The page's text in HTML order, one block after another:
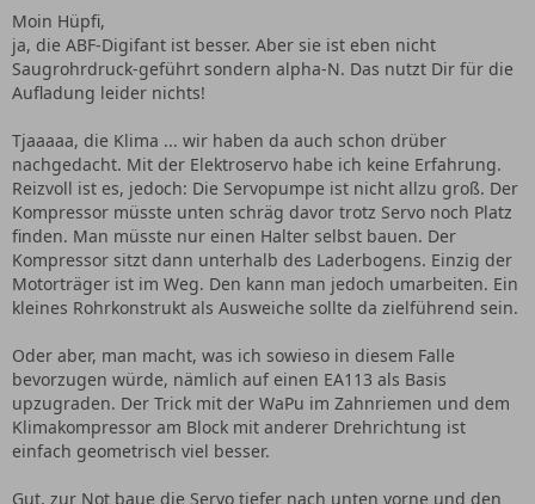
Moin Hüpfi,
ja, die ABF-Digifant ist besser. Aber sie ist eben nicht
Saugrohrdruck-geführt sondern alpha-N. Das nutzt Dir für die
Aufladung leider nichts!
Tjaaaaa, die Klima ... wir haben da auch schon drüber
nachgedacht. Mit der Elektroservo habe ich keine Erfahrung.
Reizvoll ist es, jedoch: Die Servopumpe ist nicht allzu groß. Der
Kompressor müsste unten schräg davor trotz Servo noch Platz
finden. Man müsste nur einen Halter selbst bauen. Der
Kompressor sitzt dann unterhalb des Laderbogens. Einzig der
Motorträger ist im Weg. Den kann man jedoch umarbeiten. Ein
kleines Rohrkonstrukt als Ausweiche sollte da zielführend sein.
Oder aber, man macht, was ich sowieso in diesem Falle
bevorzugen würde, nämlich auf einen EA113 als Basis
upzugraden. Der Trick mit der WaPu im Zahnriemen und dem
Klimakompressor am Block mit anderer Drehrichtung ist
einfach geometrisch viel besser.
Gut, zur Not baue die Servo tiefer nach unten vorne und den